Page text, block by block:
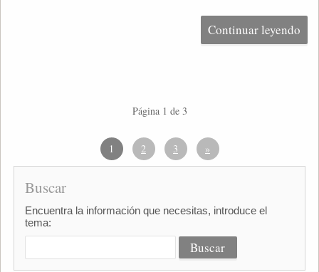
Continuar leyendo
Página 1 de 3
1 2 3 »
Buscar
Encuentra la información que necesitas, introduce el
tema: